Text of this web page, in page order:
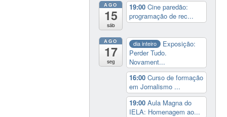
AGO
15
sáb
19:00Cine paredão:
programação de rec...
AGO
17
seg
dia inteiro
Exposição:
Perder Tudo.
Novament...
16:00Curso de formação
em Jornalismo ...
19:00Aula Magna do
IELA: Homenagem ao...